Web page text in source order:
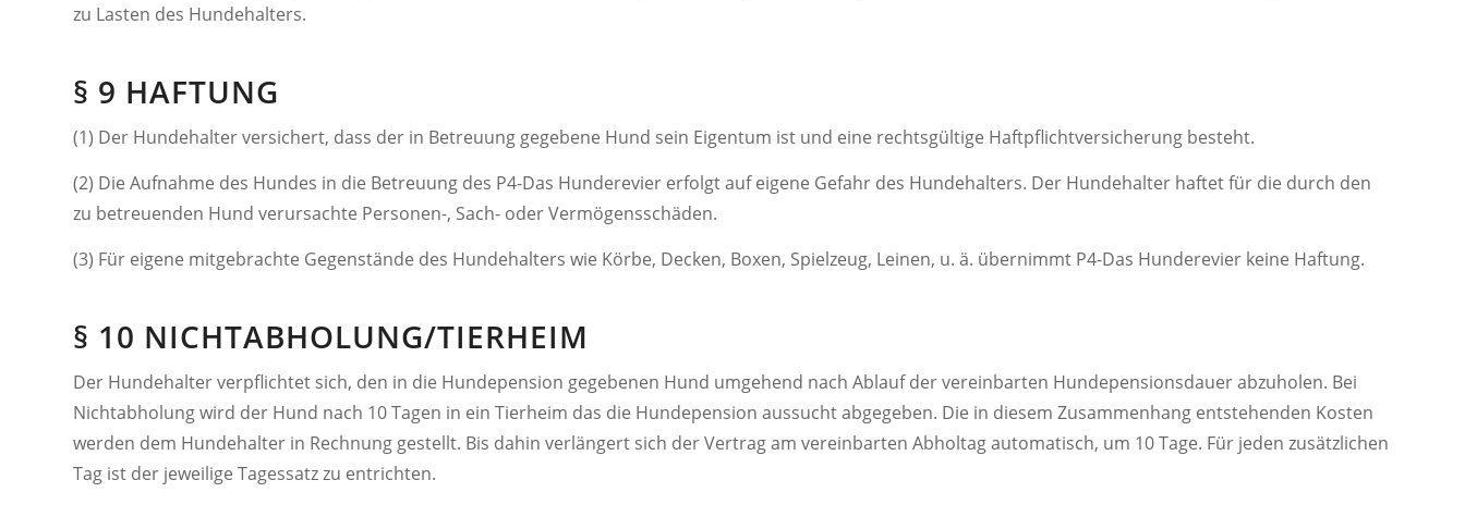
zu Lasten des Hundehalters.
§ 9 HAFTUNG
(1) Der Hundehalter versichert, dass der in Betreuung gegebene Hund sein Eigentum ist und eine rechtsgültige Haftpflichtversicherung besteht.
(2) Die Aufnahme des Hundes in die Betreuung des P4-Das Hunderevier erfolgt auf eigene Gefahr des Hundehalters. Der Hundehalter haftet für die durch den
zu betreuenden Hund verursachte Personen-, Sach- oder Vermögensschäden.
(3) Für eigene mitgebrachte Gegenstände des Hundehalters wie Körbe, Decken, Boxen, Spielzeug, Leinen, u. ä. übernimmt P4-Das Hunderevier keine Haftung.
§ 10 NICHTABHOLUNG/TIERHEIM
Der Hundehalter verpflichtet sich, den in die Hundepension gegebenen Hund umgehend nach Ablauf der vereinbarten Hundepensionsdauer abzuholen. Bei
Nichtabholung wird der Hund nach 10 Tagen in ein Tierheim das die Hundepension aussucht abgegeben. Die in diesem Zusammenhang entstehenden Kosten
werden dem Hundehalter in Rechnung gestellt. Bis dahin verlängert sich der Vertrag am vereinbarten Abholtag automatisch, um 10 Tage. Für jeden zusätzlichen
Tag ist der jeweilige Tagessatz zu entrichten.